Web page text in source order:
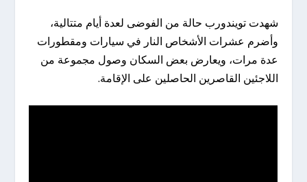
شهدت تويندورب حالة من الفوضى لعدة أيام متتالية،
وأضرم عشرات الأشخاص النار في سيارات ومقطورات
عدة مرات، ويعارض بعض السكان وصول مجموعة من
اللاجئين القاصرين الحاصلين على الإقامة.